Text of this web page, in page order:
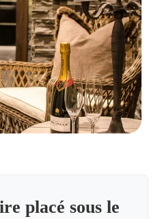
placé sous le